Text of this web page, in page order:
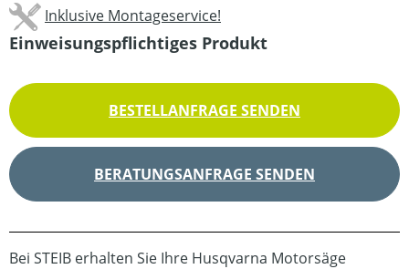
Inklusive Montageservice!
Einweisungspflichtiges Produkt
BESTELLANFRAGE SENDEN
BERATUNGSANFRAGE SENDEN
Bei STEIB erhalten Sie Ihre Husqvarna Motorsäge